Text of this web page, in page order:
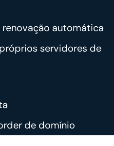
automática
servidores de
de domínio